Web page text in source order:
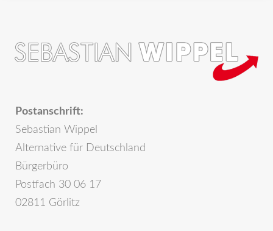
Postanschrift:
Sebastian Wippel
Alternative für Deutschland
Bürgerbüro
Postfach 30 06 17
02811 Görlitz